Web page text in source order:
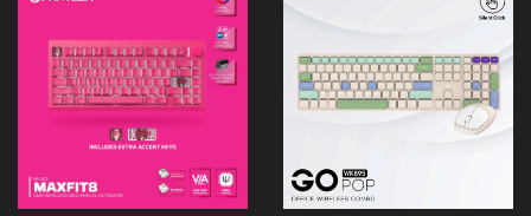
اصدار
ساكورا